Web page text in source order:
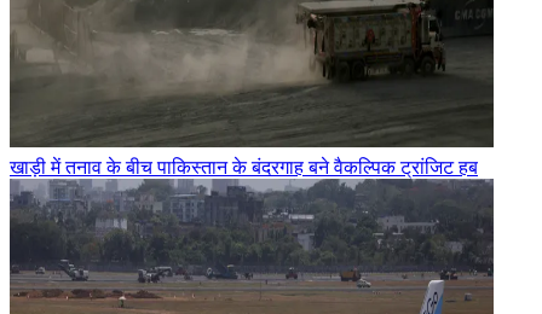
खाड़ी में तनाव के बीच पाकिस्तान के बंदरगाह बने वैकल्पिक ट्रांजिट हब